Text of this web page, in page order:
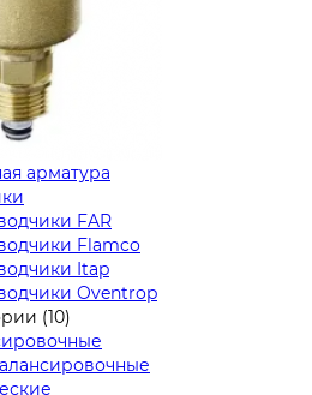
арматура
FAR
Flamco
Itap
Oventrop
(10)